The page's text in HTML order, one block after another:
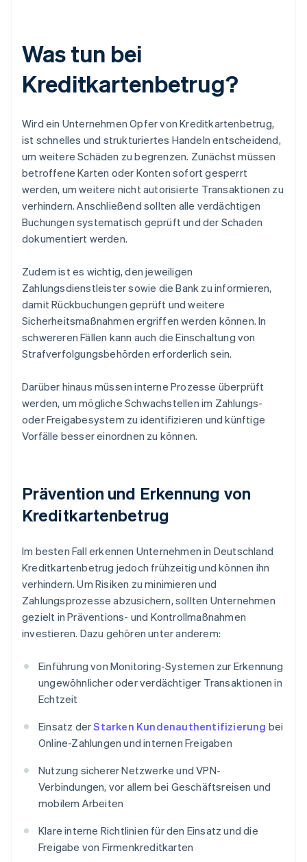
Was tun bei
Kreditkartenbetrug?
Wird ein Unternehmen Opfer von Kreditkartenbetrug,
ist schnelles und strukturiertes Handeln entscheidend,
um weitere Schäden zu begrenzen. Zunächst müssen
betroffene Karten oder Konten sofort gesperrt
werden, um weitere nicht autorisierte Transaktionen zu
verhindern. Anschließend sollten alle verdächtigen
Buchungen systematisch geprüft und der Schaden
dokumentiert werden.
Zudem ist es wichtig, den jeweiligen
Zahlungsdienstleister sowie die Bank zu informieren,
damit Rückbuchungen geprüft und weitere
Sicherheitsmaßnahmen ergriffen werden können. In
schwereren Fällen kann auch die Einschaltung von
Strafverfolgungsbehörden erforderlich sein.
Darüber hinaus müssen interne Prozesse überprüft
werden, um mögliche Schwachstellen im Zahlungs-
oder Freigabesystem zu identifizieren und künftige
Vorfälle besser einordnen zu können.
Prävention und Erkennung von
Kreditkartenbetrug
Im besten Fall erkennen Unternehmen in Deutschland
Kreditkartenbetrug jedoch frühzeitig und können ihn
verhindern. Um Risiken zu minimieren und
Zahlungsprozesse abzusichern, sollten Unternehmen
gezielt in Präventions- und Kontrollmaßnahmen
investieren. Dazu gehören unter anderem:
Einführung von Monitoring-Systemen zur Erkennung
ungewöhnlicher oder verdächtiger Transaktionen in
Echtzeit
Einsatz derStarken Kundenauthentifizierung bei
Online-Zahlungen und internen Freigaben
Nutzung sicherer Netzwerke und VPN-
Verbindungen, vor allem bei Geschäftsreisen und
mobilem Arbeiten
Klare interne Richtlinien für den Einsatz und die
Freigabe von Firmenkreditkarten